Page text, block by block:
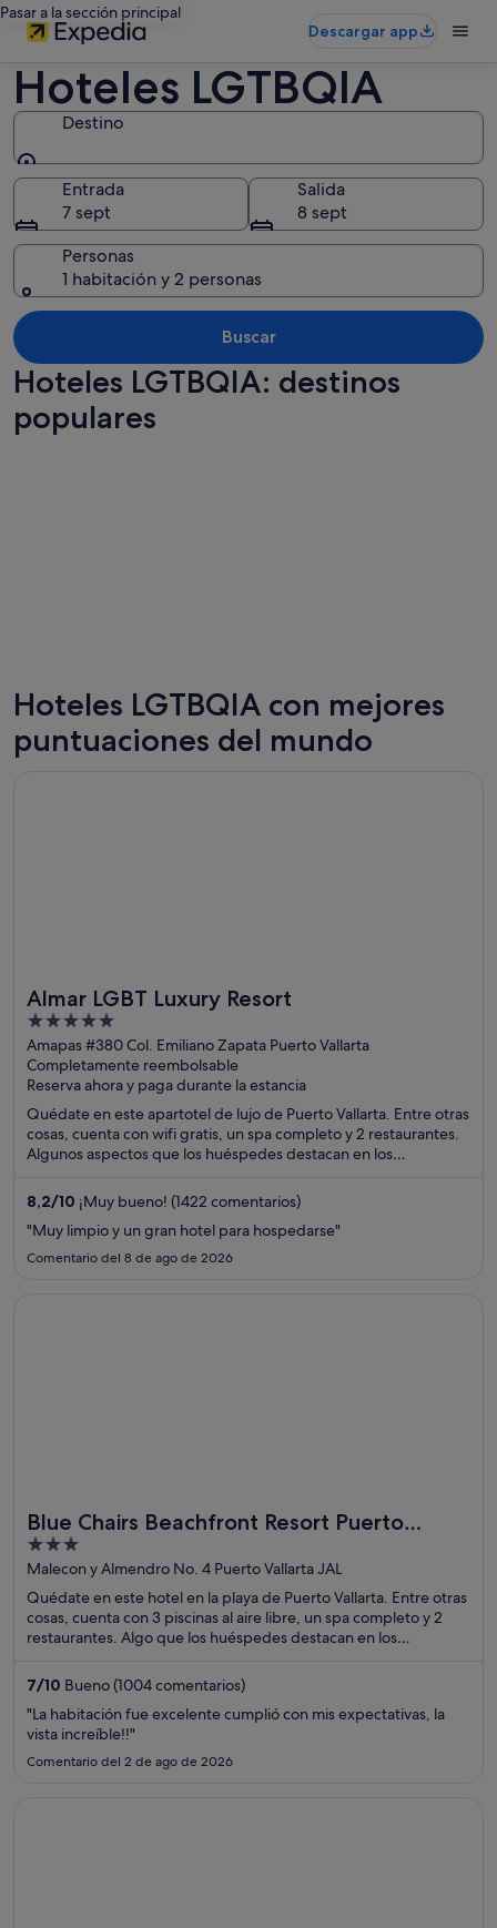
Pasar a la sección principal
Descargar app
Hoteles LGTBQIA
Destino
Destino
Entrada
7 sept
Salida
8 sept
Personas
1 habitación y 2 personas
Buscar
Hoteles LGTBQIA: destinos
populares
Portland Las
Hoteles LGTBQIA con mejores
puntuaciones del mundo
Almar LGBT Luxury Resort
5
out
of
5
Amapas #380 Col. Emiliano Zapata Puerto Vallarta
Completamente reembolsable
Reserva ahora y paga durante la estancia
Quédate en este apartotel de lujo de Puerto Vallarta. Entre otras
cosas, cuenta con wifi gratis, un spa completo y 2 restaurantes.
Algunos aspectos que los huéspedes destacan en los
habitaciones. Dos atracciones turísticas populares que se
encuentran cerca son Playa de los Muertos y Malecón.
8,2/10 ¡Muy bueno! (1422 comentarios)
"Muy limpio y un gran hotel para hospedarse"
Comentario del 8 de ago de 2026
Blue Chairs Beachfront Resort Puerto
Vallarta Mexico - Adults Only
3
out
of
5
Malecon y Almendro No. 4 Puerto Vallarta JAL
Quédate en este hotel en la playa de Puerto Vallarta. Entre otras
cosas, cuenta con 3 piscinas al aire libre, un spa completo y 2
restaurantes. Algo que los huéspedes destacan en los
turísticas populares que se encuentran cerca son Playa de los
Muertos y Malecón.
7/10 Bueno (1004 comentarios)
"La habitación fue excelente cumplió con mis expectativas, la
vista increíble!!"
Comentario del 2 de ago de 2026